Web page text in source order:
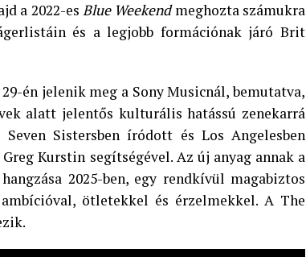
a 2022-es Blue Weekendmeghozta számukra
és a legjobb formációnak járó Brit
én jelenik meg a Sony Musicnál, bemutatva,
alatt jelentős kulturális hatássú zenekarrá
Sistersben íródott és Los Angelesben
Kurstin segítségével. Az új anyag annak a
2025-ben, egy rendkívül magabiztos
ötletekkel és érzelmekkel. A The